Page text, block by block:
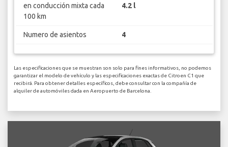
en conducción mixta cada
100 km
4.2 l
Numero de asientos 4
Las especificaciones que se muestran son solo para fines informativos, no podemos
garantizar el modelo de vehículo y las especificaciones exactas de Citroen C1 que
recibirá. Para obtener detalles específicos, debe consultar con la compañía de
alquiler de automóviles dada en Aeropuerto de Barcelona.